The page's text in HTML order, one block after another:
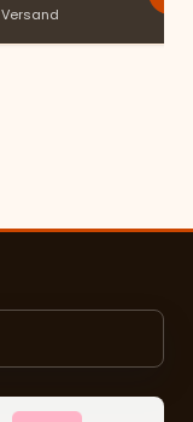
Versand